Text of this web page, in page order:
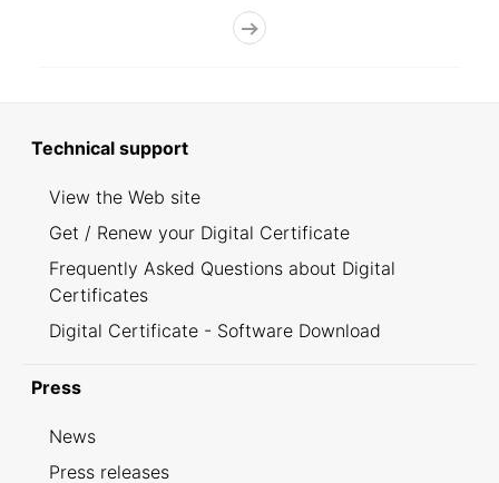
Technical support
View the Web site
Get / Renew your Digital Certificate
Frequently Asked Questions about Digital
Certificates
Digital Certificate - Software Download
Press
News
Press releases